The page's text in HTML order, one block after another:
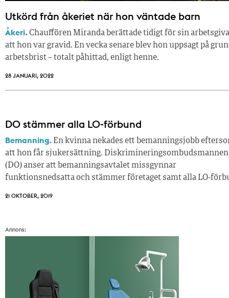
Utkörd från åkeriet när hon väntade barn
Åkeri.Chauffören Miranda berättade tidigt för sin
att hon var gravid. En vecka senare blev hon uppsagt på
arbetsbrist – totalt påhittad, enligt henne.
28 JANUARI, 2022
DO stämmer alla LO-förbund
Bemanning. En kvinna nekades ett bemanningsjobb
att hon får sjukersättning. Diskrimineringsombudsmannen
(DO) anser att bemanningsavtalet missgynnar
funktionsnedsatta och stämmer företaget samt alla LO-
21 OKTOBER, 2019
Annons: